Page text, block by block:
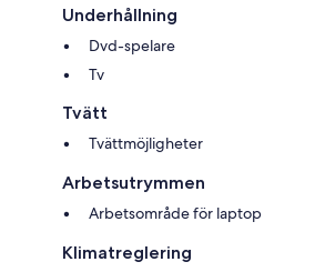
Underhållning
Dvd-spelare
Tv
Tvätt
Tvättmöjligheter
Arbetsutrymmen
Arbetsområde för laptop
Klimatreglering